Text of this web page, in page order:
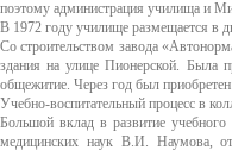
поэтому администрация училища и
В 1972 году училище размещается в
Со строительством завода
здания на улице Пионерской. Была
общежитие. Через год был
Учебно-воспитательный процесс в
Большой вклад в развитие
медицинских наук В.И. Наумова,